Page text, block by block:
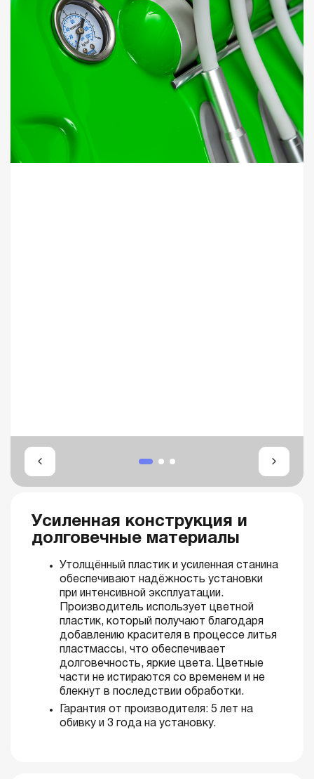
Усиленная конструкция и
долговечные материалы
Утолщённый пластик и усиленная станина
обеспечивают надёжность установки
при интенсивной эксплуатации.
Производитель использует цветной
пластик, который получают благодаря
добавлению красителя в процессе литья
пластмассы, что обеспечивает
долговечность, яркие цвета. Цветные
части не истираются со временем и не
блекнут в последствии обработки.
Гарантия от производителя: 5 лет на
обивку и 3 года на установку.